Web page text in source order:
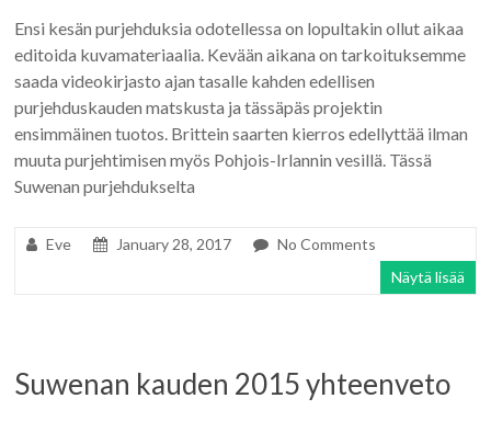
Ensi kesän purjehduksia odotellessa on lopultakin ollut aikaa
editoida kuvamateriaalia. Kevään aikana on tarkoituksemme
saada videokirjasto ajan tasalle kahden edellisen
purjehduskauden matskusta ja tässäpäs projektin
ensimmäinen tuotos. Brittein saarten kierros edellyttää ilman
muuta purjehtimisen myös Pohjois-Irlannin vesillä. Tässä
Suwenan purjehdukselta
Eve January 28, 2017
No Comments
Näytä lisää
Suwenan kauden 2015 yhteenveto